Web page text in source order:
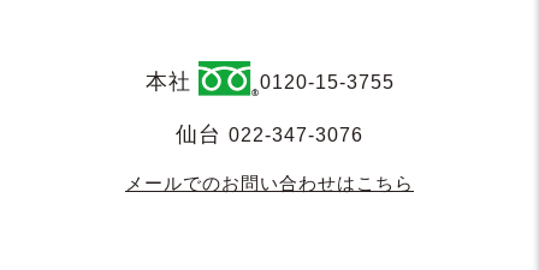
本社 0120-15-3755
仙台 022-347-3076
メールでのお問い合わせはこちら